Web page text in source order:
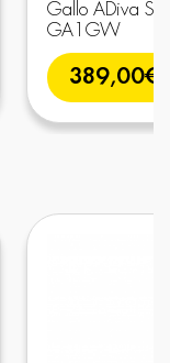
Gallo ADiva
GA1GW
389,00€